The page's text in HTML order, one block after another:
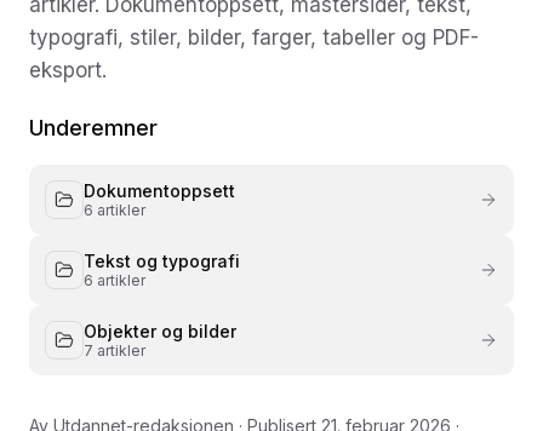
artikler. Dokumentoppsett, mastersider, tekst,
typografi, stiler, bilder, farger, tabeller og PDF-
eksport.
Underemner
Dokumentoppsett
6 artikler
Tekst og typografi
6 artikler
Objekter og bilder
7 artikler
Av Utdannet-redaksjonen · Publisert 21. februar 2026 ·